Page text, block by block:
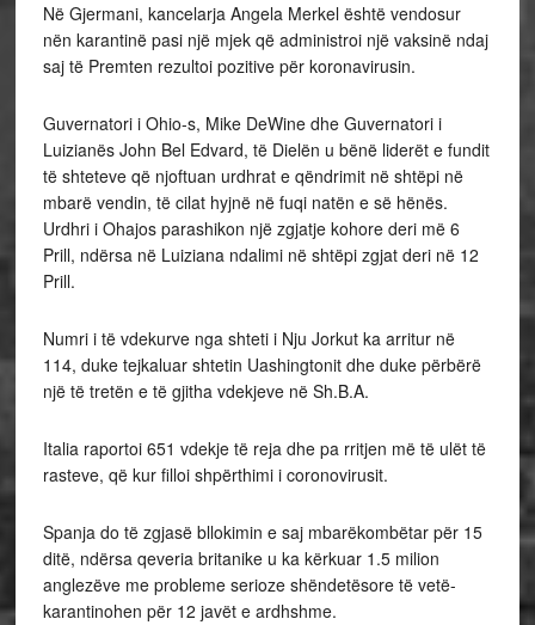
Në Gjermani, kancelarja Angela Merkel është vendosur
nën karantinë pasi një mjek që administroi një vaksinë ndaj
saj të Premten rezultoi pozitive për koronavirusin.
Guvernatori i Ohio-s, Mike DeWine dhe Guvernatori i
Luizianës John Bel Edvard, të Dielën u bënë liderët e fundit
të shteteve që njoftuan urdhrat e qëndrimit në shtëpi në
mbarë vendin, të cilat hyjnë në fuqi natën e së hënës.
Urdhri i Ohajos parashikon një zgjatje kohore deri më 6
Prill, ndërsa në Luiziana ndalimi në shtëpi zgjat deri në 12
Prill.
Numri i të vdekurve nga shteti i Nju Jorkut ka arritur në
114, duke tejkaluar shtetin Uashingtonit dhe duke përbërë
një të tretën e të gjitha vdekjeve në Sh.B.A.
Italia raportoi 651 vdekje të reja dhe pa rritjen më të ulët të
rasteve, që kur filloi shpërthimi i coronovirusit.
Spanja do të zgjasë bllokimin e saj mbarëkombëtar për 15
ditë, ndërsa qeveria britanike u ka kërkuar 1.5 milion
anglezëve me probleme serioze shëndetësore të vetë-
karantinohen për 12 javët e ardhshme.